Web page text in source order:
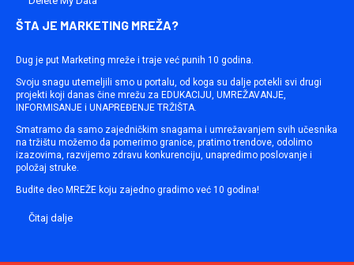
ŠTA JE MARKETING MREŽA?
Dug je put Marketing mreže i traje već punih 10 godina.
Svoju snagu utemeljili smo u portalu, od koga su dalje potekli svi drugi
projekti koji danas čine mrežu za EDUKACIJU, UMREŽAVANJE,
INFORMISANJE i UNAPREĐENJE TRŽIŠTA.
Smatramo da samo zajedničkim snagama i umrežavanjem svih učesnika
na tržištu možemo da pomerimo granice, pratimo trendove, odolimo
izazovima, razvijemo zdravu konkurenciju, unapredimo poslovanje i
položaj struke.
Budite deo MREŽE koju zajedno gradimo već 10 godina!
Čitaj dalje